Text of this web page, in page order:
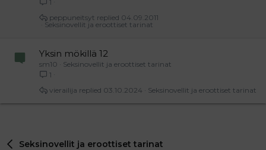
Seksinovellit ja eroottiset tarinat
04.09.2011
peppuneitsyt
Yksin mökillä 12
sm10
Seksinovellit ja eroottiset tarinat
1
Seksinovellit ja eroottiset tarinat
03.10.2024
vierailija
Seksinovellit ja eroottiset tarinat